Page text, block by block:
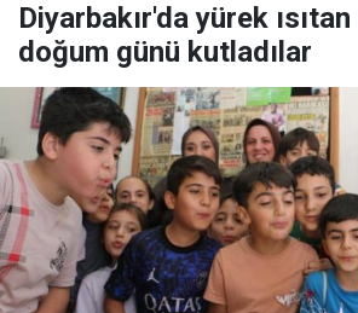
Diyarbakır'da yürek
doğum günü kutladılar